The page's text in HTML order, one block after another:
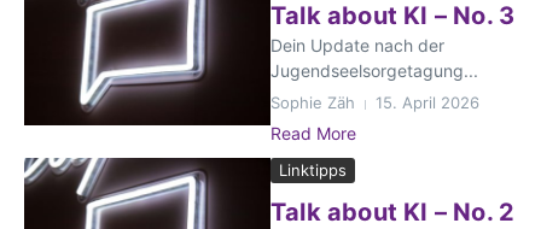
Talk about KI – No. 3
Dein Update nach der
Jugendseelsorgetagung...
Sophie Zäh 15. April 2026
Read More
Linktipps
Talk about KI – No. 2